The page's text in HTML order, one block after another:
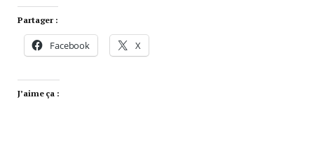
Partager :
Facebook X
J’aime ça :